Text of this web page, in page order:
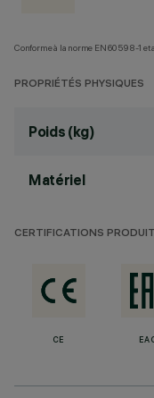
Conforme à la norme EN60598-1
PROPRIÉTÉS PHYSIQUES
Poids (kg)
Matériel
CERTIFICATIONS PRODUIT
CE